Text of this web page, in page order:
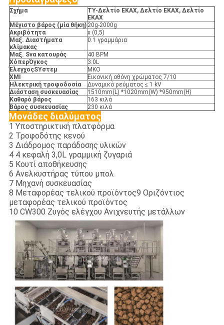
Σχήμα TY-Δελτίο ΕΚΑΧ, Δελτίο ΕΚΑΧ, Δελτίο
ΕΚΑΧ
Μέγιστο βάρος (μία θήκη) 20g-2000g
Ακριβότητα
x (0,5)
Μαξ. Διαστήματα
κλίμακας
0.1 γραμμάρια
Μαξ. Sνα κατουράς
40 BPM
ΧόπερΌγκος
3.0L
ΈλεγχοςSΥστεμ
ΜΚΟ
ΧΜΙ
Εικονική οθόνη χρώματος 7/10
Ηλεκτρική τροφοδοσία
Δυναμικό ρεύματος ≤ 1 kV
Διάσταση συσκευασίας
1510mm(L) *1020mm(W) *950mm(H)
Καθαρό βάρος
163 κιλά
Βάρος συσκευασίας
230 κιλά
Μονάδες διαλύματος
1 Υποστηρικτική πλατφόρμα
2 Τροφοδότης κενού
3 Διάδρομος παράδοσης υλικών
4 4 κεφαλή 3,0L γραμμική ζυγαριά
5 Κουτί αποθήκευσης
6 Ανελκυστήρας τύπου μπολ
7 Μηχανή συσκευασίας
8 Μεταφορέας τελικού προϊόντος9 Οριζόντιος
μεταφορέας τελικού προϊόντος
10 CW300 Ζυγός ελέγχου Ανιχνευτής μετάλλων